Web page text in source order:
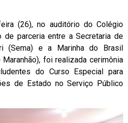
(26), no auditório do Colégio
de parceria entre a Secretaria de
(Sema) e a Marinha do Brasil
foi realizada cerimônia
do Curso Especial para
de Estado no Serviço Público